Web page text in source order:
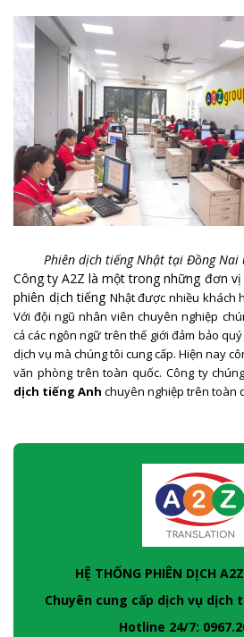
Phiên dịch tiếng Nhật tại Đồng Nai
Công ty A2Z là một trong những đơn
phiên dịch tiếng Nhậtđược nhiều khách
Với đội ngũ nhân viên chuyên nghiệp
cả các ngôn ngữ trên thế giới đảm bảo
dịch vụ mà chúng tôi cung cấp. Hiện nay
văn phòng trên toàn quốc. Công ty
dịch tiếng Anh chuyên nghiệp trên toàn
HỆ THỐNG PHIÊN DỊCH
Chuyên cung cấp dịch vụ dịch
Hotline 24/7: